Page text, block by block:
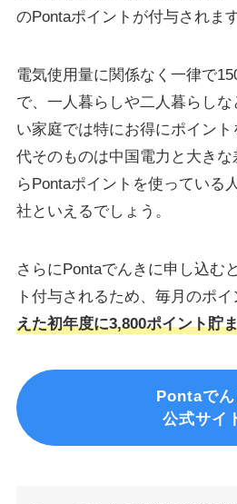
のPontaポイントが付与されます
電気使用量に関係なく一律で
で、一人暮らしや二人暮らし
い家庭では特にお得にポイン
代そのものは中国電力と大き
らPontaポイントを使っている
社といえるでしょう。
さらにPontaでんきに申し込む
ト付与されるため、毎月のポ
えた初年度に3,800ポイント貯
Pontaでん
公式サイ